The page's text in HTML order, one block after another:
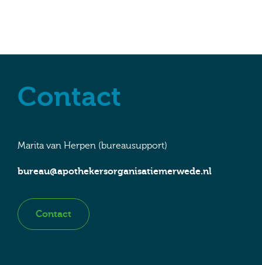
Contact
Marita van Herpen (bureausupport)
bureau@apothekersorganisatiemerwede.nl
Contact